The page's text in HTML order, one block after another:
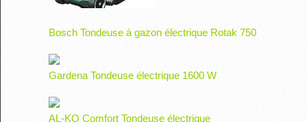
Bosch Tondeuse à gazon électrique Rotak 750
Gardena Tondeuse électrique 1600 W
AL-KO Comfort Tondeuse électrique